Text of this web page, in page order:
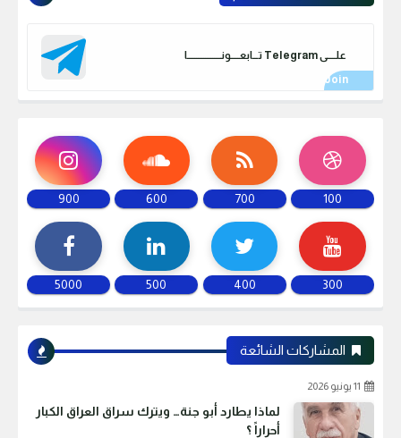
علـــــى Telegram تـــابعـــــونـــــــــــــــــــا
100
700
600
900
300
400
500
5000
المشاركات الشائعة
11 يونيو 2026
لماذا يطارد أبو جنة… ويترك سراق العراق الكبار
أحراراً ؟